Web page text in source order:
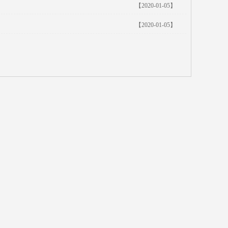
【2020-01-05】
【2020-01-05】